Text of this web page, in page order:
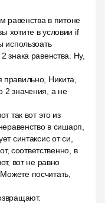
равенства в питоне
хотите в условии if
использоать
знака равенства. Ну,
Никита,
2 значения, а не
так вот это из
в сишарп,
синтаксис от си,
соответственно, в
вот не равно
посчитать,